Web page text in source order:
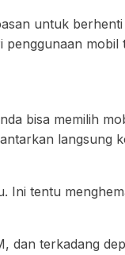
untuk
mobil
bisa memilih
langsung
Ini tentu
dan terkadang